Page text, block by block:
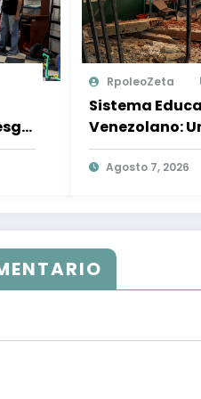
RpoleoZeta
Sistema
Venezolano:
Necesidad de
Preparación
Agosto 7, 2026